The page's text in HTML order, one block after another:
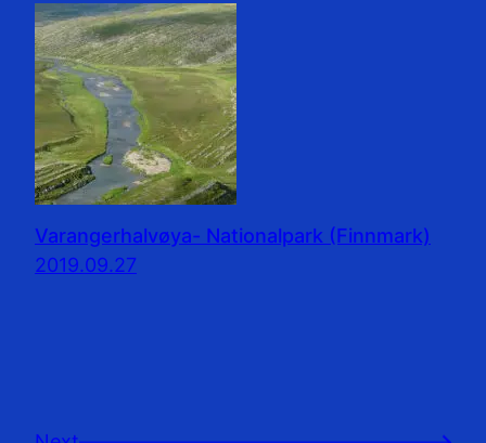
Varangerhalvøya- Nationalpark (Finnmark)
2019.09.27